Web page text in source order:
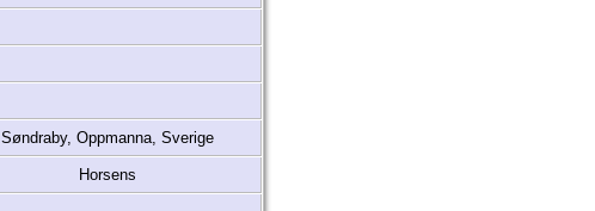
Søndraby, Oppmanna, Sverige
Horsens